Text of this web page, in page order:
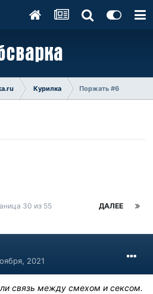
Курилка Поржать #6
ДАЛЕЕ
30 из 55
2021
связь между смехом и сексом.